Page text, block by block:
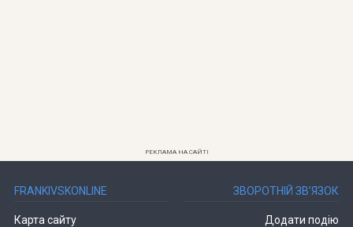
РЕКЛАМА НА САЙТІ
FRANKIVSKONLINE
Карта сайту
ЗВОРОТНІЙ ЗВ’ЯЗОК
Додати подію